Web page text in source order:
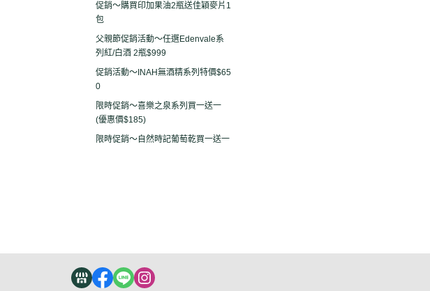
促銷～購買印加果油2瓶送佳穎麥片1
包
父親節促銷活動～任選Edenvale系
列紅/白酒 2瓶$999
促銷活動～INAH無酒精系列特價$65
0
限時促銷～喜樂之泉系列買一送一
(優惠價$185)
限時促銷～自然時記葡萄乾買一送一